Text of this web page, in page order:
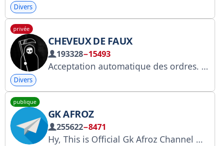
Divers
privée
CHEVEUX DE FAUX
193328−15493
Acceptation automatique des ordres. Contenu pour adultes. Lien de la chaîne : https://t.me/+ZTPz_VhjWC5hNzcy Commentaires : @trader_admTG
Divers
publique
GK AFROZ
255622−8471
Hy, This is Official Gk Afroz Channel Welcome to Family , Yahan Aapko best Earning App And GAMING Related Content Milega. Disclaimer : I Own Only This Channel , Rest All Channel With My Name is Fake . BE AWARE